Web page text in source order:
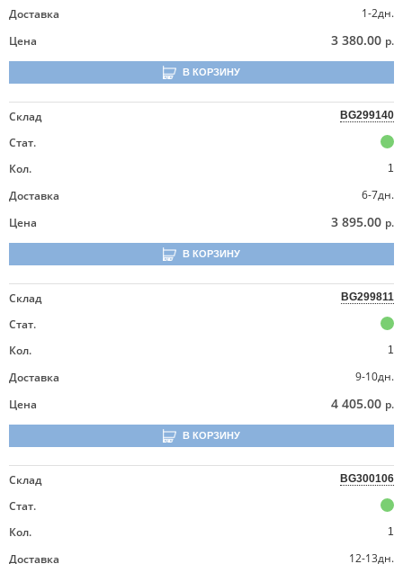
Доставка
1-2дн.
Цена
3 380.00 р.
В КОРЗИНУ
Склад BG299140
Стат.
Кол.
1
Доставка
6-7дн.
Цена
3 895.00 р.
В КОРЗИНУ
Склад BG299811
Стат.
Кол.
1
Доставка
9-10дн.
Цена
4 405.00 р.
В КОРЗИНУ
Склад BG300106
Стат.
Кол.
1
Доставка
12-13дн.